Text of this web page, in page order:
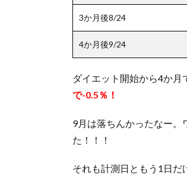
3か月後8/24
4か月後9/24
ダイエット開始から4か月
で-0.5％！
9月は落ちんかったなー。
た！！！
それも計測日ともう1日